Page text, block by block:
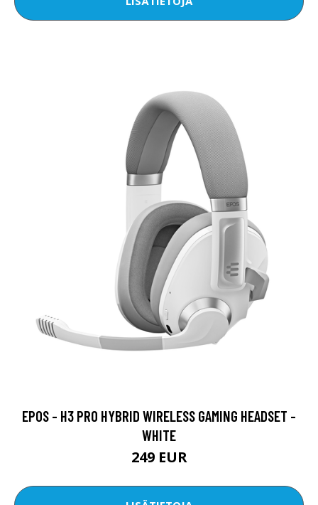
EPOS - H3 PRO HYBRID WIRELESS GAMING HEADSET -
WHITE
249 EUR